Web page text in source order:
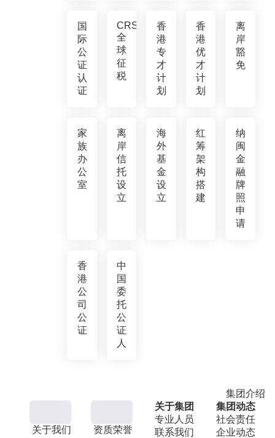
国
际
公
证
认
证
CRS
全
球
征
税
香
港
专
才
计
划
香
港
优
才
计
划
离
岸
豁
免
家
族
办
公
室
离
岸
信
托
设
立
海
外
基
金
设
立
红
筹
架
构
搭
建
纳
闽
金
融
牌
照
申
请
香
港
公
司
公
证
中
国
委
托
公
证
人
集团介绍
关于我们 资质荣誉
关于集团
专业人员
联系我们
集团动态
社会责任
企业动态